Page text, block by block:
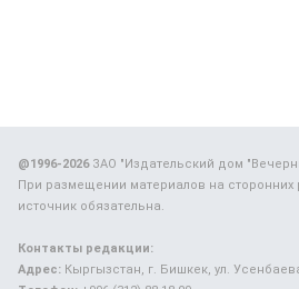
@1996-2026ЗАО "Издательский дом
При размещении материалов на сторонних
источник обязательна.
Контакты редакции:
Адрес: Кыргызстан, г. Бишкек, ул.